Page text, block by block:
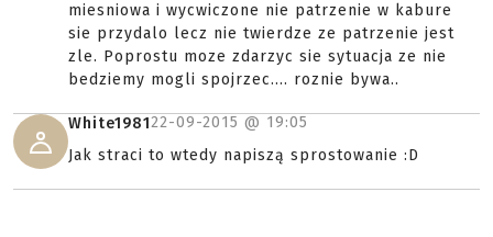
miesniowa i wycwiczone nie patrzenie w kabure
sie przydalo lecz nie twierdze ze patrzenie jest
zle. Poprostu moze zdarzyc sie sytuacja ze nie
bedziemy mogli spojrzec.... roznie bywa..
White198122-09-2015 @ 19:05
Jak straci to wtedy napiszą sprostowanie :D